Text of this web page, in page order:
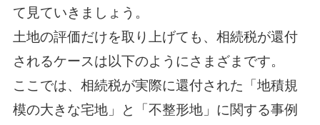
て見ていきましょう。
土地の評価だけを取り上げても、相続税が還付
されるケースは以下のようにさまざまです。
ここでは、相続税が実際に還付された「地積規
模の大きな宅地」と「不整形地」に関する事例